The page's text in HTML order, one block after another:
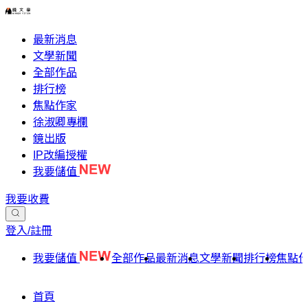
最新消息
文學新聞
全部作品
排行榜
焦點作家
徐淑卿專欄
鏡出版
IP改編授權
我要儲值
我要收費
登入/註冊
我要儲值 全部作品最新消息文學新聞排行榜焦點
首頁